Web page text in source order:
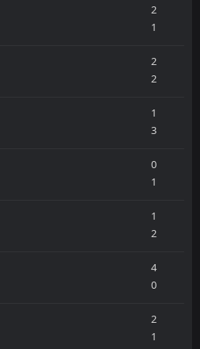
2
1
2
2
1
3
0
1
1
2
4
0
2
1